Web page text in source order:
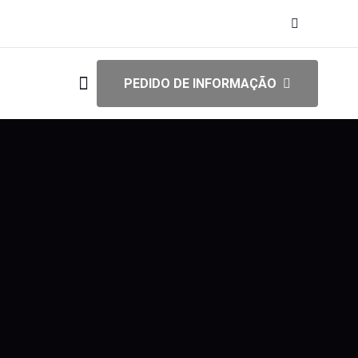
PEDIDO DE INFORMAÇÃO